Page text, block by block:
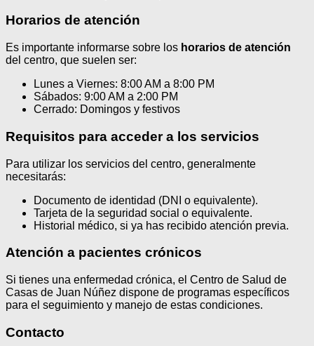
Horarios de atención
Es importante informarse sobre los horarios de atención
del centro, que suelen ser:
Lunes a Viernes: 8:00 AM a 8:00 PM
Sábados: 9:00 AM a 2:00 PM
Cerrado: Domingos y festivos
Requisitos para acceder a los servicios
Para utilizar los servicios del centro, generalmente
necesitarás:
Documento de identidad (DNI o equivalente).
Tarjeta de la seguridad social o equivalente.
Historial médico, si ya has recibido atención previa.
Atención a pacientes crónicos
Si tienes una enfermedad crónica, el Centro de Salud de
Casas de Juan Núñez dispone de programas específicos
para el seguimiento y manejo de estas condiciones.
Contacto